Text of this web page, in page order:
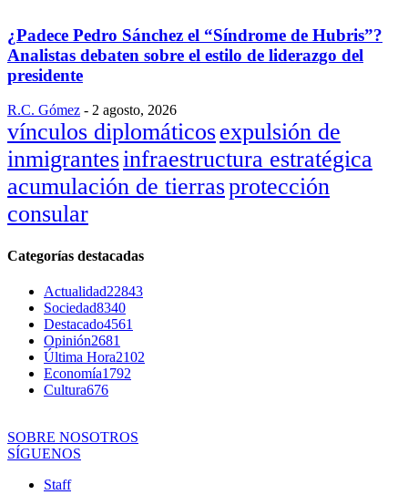
¿Padece Pedro Sánchez el “Síndrome de Hubris”?
Analistas debaten sobre el estilo de liderazgo del
presidente
R.C. Gómez - 2 agosto, 2026
vínculos diplomáticosexpulsión de
inmigrantesinfraestructura estratégica
acumulación de tierrasprotección
consular
Categorías destacadas
Actualidad22843
Sociedad8340
Destacado4561
Opinión2681
Última Hora2102
Economía1792
Cultura676
SOBRE NOSOTROS
SÍGUENOS
Staff